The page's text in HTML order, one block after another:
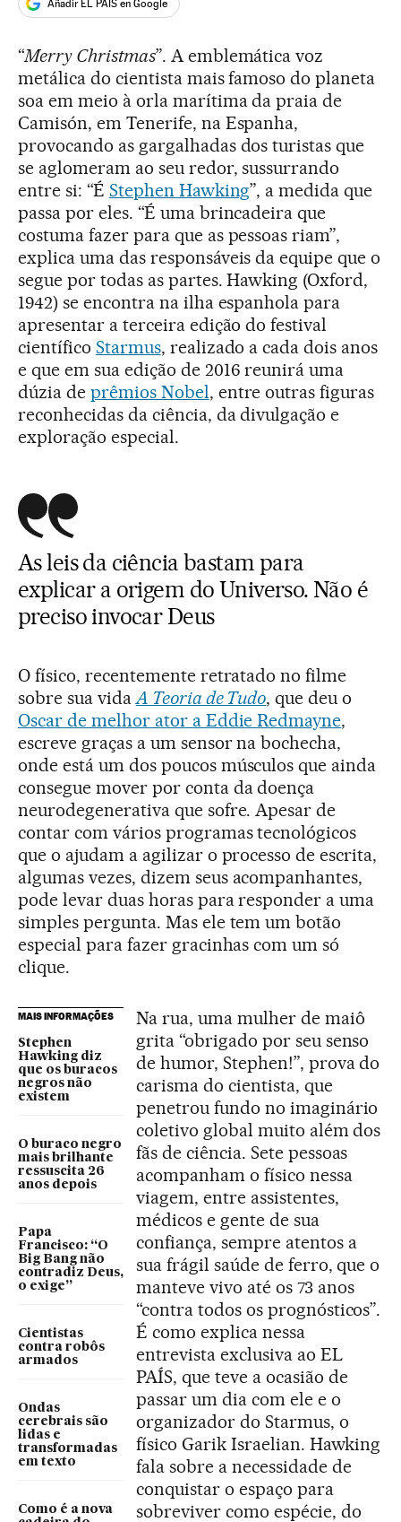
Añadir EL PAÍS en Google
“Merry Christmas”. A emblemática voz
metálica do cientista mais famoso do planeta
soa em meio à orla marítima da praia de
Camisón, em Tenerife, na Espanha,
provocando as gargalhadas dos turistas que
se aglomeram ao seu redor, sussurrando
entre si: “É Stephen Hawking”, a medida que
passa por eles. “É uma brincadeira que
costuma fazer para que as pessoas riam”,
explica uma das responsáveis da equipe que o
segue por todas as partes. Hawking (Oxford,
1942) se encontra na ilha espanhola para
apresentar a terceira edição do festival
científico Starmus, realizado a cada dois anos
e que em sua edição de 2016 reunirá uma
dúzia de prêmios Nobel, entre outras figuras
reconhecidas da ciência, da divulgação e
exploração especial.
As leis da ciência bastam para
explicar a origem do Universo. Não é
preciso invocar Deus
O físico, recentemente retratado no filme
sobre sua vidaA Teoria de Tudo, que deu o
Oscar de melhor ator a Eddie Redmayne,
escreve graças a um sensor na bochecha,
onde está um dos poucos músculos que ainda
consegue mover por conta da doença
neurodegenerativa que sofre. Apesar de
contar com vários programas tecnológicos
que o ajudam a agilizar o processo de escrita,
algumas vezes, dizem seus acompanhantes,
pode levar duas horas para responder a uma
simples pergunta. Mas ele tem um botão
especial para fazer gracinhas com um só
clique.
MAIS INFORMAÇÕES
Stephen
Hawking diz
que os buracos
negros não
existem
O buraco negro
mais brilhante
ressuscita 26
anos depois
Papa
Francisco: “O
Big Bang não
contradiz Deus,
o exige”
Cientistas
contra robôs
armados
Ondas
cerebrais são
lidas e
transformadas
em texto
Como é a nova
Na rua, uma mulher de maiô
grita “obrigado por seu senso
de humor, Stephen!”, prova do
carisma do cientista, que
penetrou fundo no imaginário
coletivo global muito além dos
fãs de ciência. Sete pessoas
acompanham o físico nessa
viagem, entre assistentes,
médicos e gente de sua
confiança, sempre atentos a
sua frágil saúde de ferro, que o
manteve vivo até os 73 anos
“contra todos os prognósticos”.
É como explica nessa
entrevista exclusiva ao EL
PAÍS, que teve a ocasião de
passar um dia com ele e o
organizador do Starmus, o
físico Garik Israelian. Hawking
fala sobre a necessidade de
conquistar o espaço para
sobreviver como espécie, do